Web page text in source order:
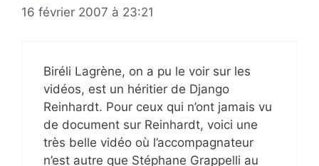
16 février 2007 à 23:21
Biréli Lagrène, on a pu le voir sur les
vidéos, est un héritier de Django
Reinhardt. Pour ceux qui n’ont jamais vu
de document sur Reinhardt, voici une
très belle vidéo où l’accompagnateur
n’est autre que Stéphane Grappelli au